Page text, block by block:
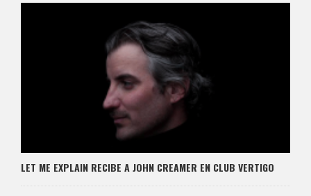
LET ME EXPLAIN RECIBE A JOHN CREAMER EN CLUB VERTIGO